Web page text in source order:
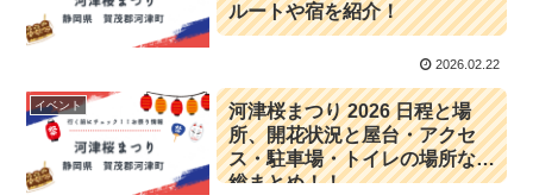
ルートや宿を紹介！
2026.02.22
イベント
河津桜まつり 2026 日程と場
所、開花状況と屋台・アクセ
ス・駐車場・トイレの場所など
総まとめ！！